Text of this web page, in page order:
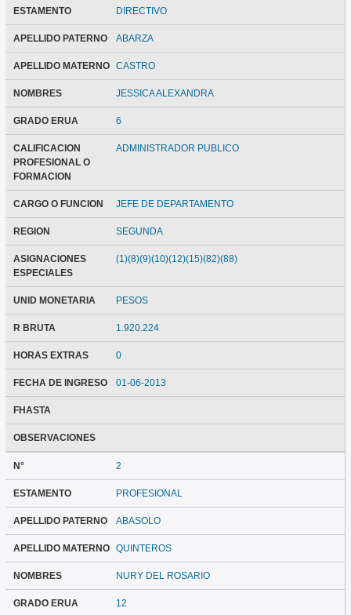
ESTAMENTO DIRECTIVO
APELLIDO PATERNO ABARZA
APELLIDO MATERNO CASTRO
NOMBRES JESSICA ALEXANDRA
GRADO ERUA 6
CALIFICACION
PROFESIONAL O
FORMACION
ADMINISTRADOR PUBLICO
CARGO O FUNCION JEFE DE DEPARTAMENTO
REGION SEGUNDA
ASIGNACIONES
ESPECIALES
(1)(8)(9)(10)(12)(15)(82)(88)
UNID MONETARIA PESOS
R BRUTA 1.920.224
HORAS EXTRAS 0
FECHA DE INGRESO 01-06-2013
FHASTA
OBSERVACIONES
N° 2
ESTAMENTO PROFESIONAL
APELLIDO PATERNO ABASOLO
APELLIDO MATERNO QUINTEROS
NOMBRES NURY DEL ROSARIO
GRADO ERUA 12